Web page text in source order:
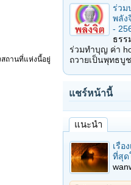
ถานที่แห่งนี้อยู่
ร่วม
พลัง
-
ธร
ร่วมทำบุญ ค่า
ถวายเป็นพุทธบู
แชร์หน้านี้
แนะนำ
เรื่อ
ที่สุด